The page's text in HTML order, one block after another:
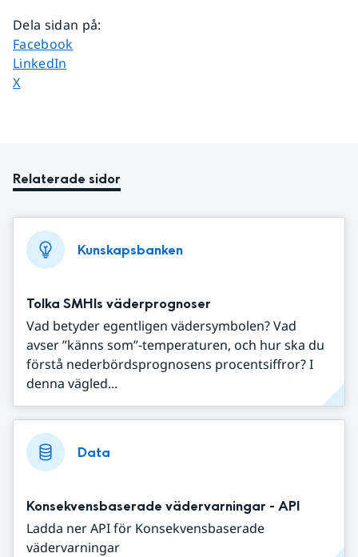
Dela sidan på:
Dela sidan på
Facebook
Dela sidan på
LinkedIn
Dela sidan på
X
Relaterade sidor
Kunskapsbanken
Tolka SMHIs väderprognoser
Vad betyder egentligen vädersymbolen? Vad
avser ”känns som”-temperaturen, och hur ska du
förstå nederbördsprognosens procentsiffror? I
denna vägled...
Data
Konsekvensbaserade vädervarningar - API
Ladda ner API för Konsekvensbaserade
vädervarningar